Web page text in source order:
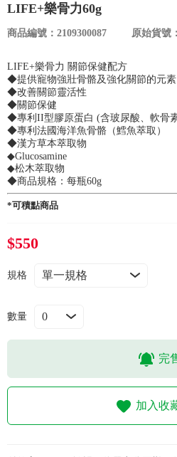
優惠活動
合作提案
購物流程
會員專區
常見問題
折價券、紅利說明
LIFE+樂骨力60g
商品編號：2109300087 原始貨號
LIFE+樂骨力 關節保健配方
◆提供寵物強壯骨骼及強化關節的元素
◆改善關節靈活性
◆關節保健
◆專利II型膠原蛋白 (含玻尿酸、軟骨
◆專利法國海洋魚骨骼（鱈魚萃取）
◆漢方草本萃取物
◆Glucosamine
◆松木萃取物
◆商品規格：每瓶60g
*可積點商品
$550
規格
數量
完
加入收